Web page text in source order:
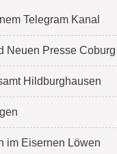
Telegram Kanal
Neuen Presse
Hildburghausen
im Eisernen Löwen